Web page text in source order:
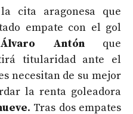
cita aragonesa que
empate con el gol
Álvaro Antón que
titularidad ante el
necesitan de su mejor
la renta goleadora
. Tras dos empates